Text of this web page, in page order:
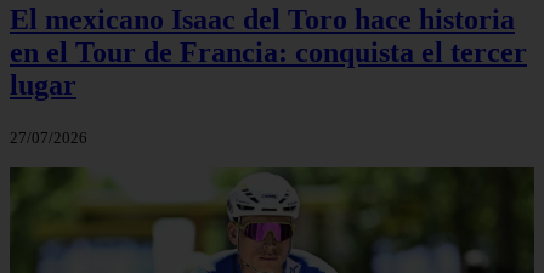
El mexicano Isaac del Toro hace historia
en el Tour de Francia: conquista el tercer
lugar
27/07/2026